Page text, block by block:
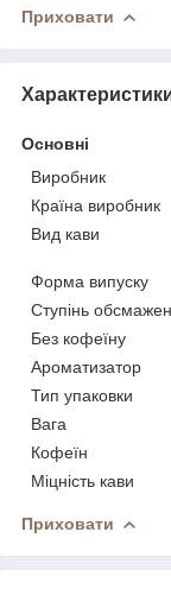
Приховати
Основні
Виробник
Країна виробник
Вид кави
Форма випуску
Ступінь
Без кофеїну
Ароматизатор
Тип упаковки
Вага
Кофеїн
Міцність кави
Приховати